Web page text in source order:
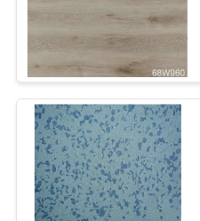
SEMUA
KASUS
QUOTE
REQUEST
SUATU
lantai pvc
sakit